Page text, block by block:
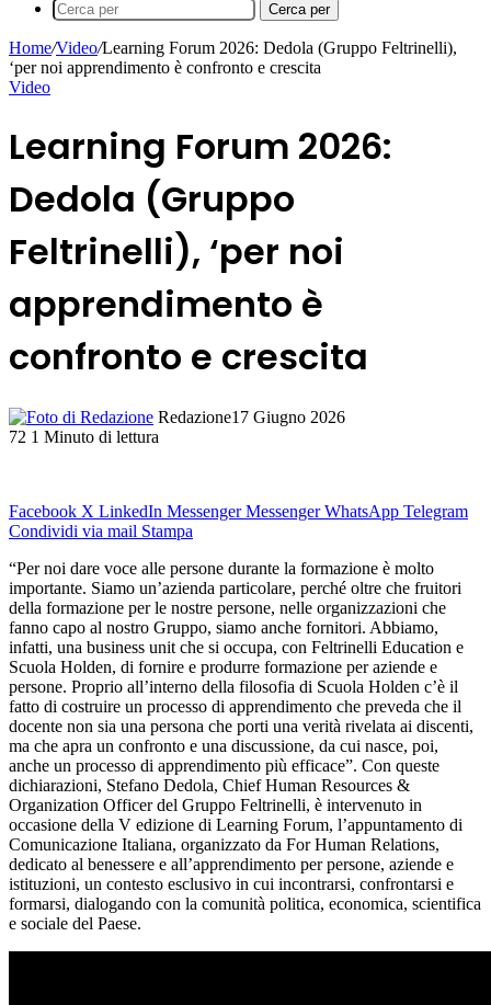
Cerca per
Home/Video/Learning Forum 2026: Dedola (Gruppo Feltrinelli),
‘per noi apprendimento è confronto e crescita
Video
Learning Forum 2026:
Dedola (Gruppo
Feltrinelli), ‘per noi
apprendimento è
confronto e crescita
Redazione17 Giugno 2026
72 1 Minuto di lettura
Facebook X LinkedIn Messenger Messenger WhatsApp Telegram
Condividi via mail Stampa
“Per noi dare voce alle persone durante la formazione è molto
importante. Siamo un’azienda particolare, perché oltre che fruitori
della formazione per le nostre persone, nelle organizzazioni che
fanno capo al nostro Gruppo, siamo anche fornitori. Abbiamo,
infatti, una business unit che si occupa, con Feltrinelli Education e
Scuola Holden, di fornire e produrre formazione per aziende e
persone. Proprio all’interno della filosofia di Scuola Holden c’è il
fatto di costruire un processo di apprendimento che preveda che il
docente non sia una persona che porti una verità rivelata ai discenti,
ma che apra un confronto e una discussione, da cui nasce, poi,
anche un processo di apprendimento più efficace”. Con queste
dichiarazioni, Stefano Dedola, Chief Human Resources &
Organization Officer del Gruppo Feltrinelli, è intervenuto in
occasione della V edizione di Learning Forum, l’appuntamento di
Comunicazione Italiana, organizzato da For Human Relations,
dedicato al benessere e all’apprendimento per persone, aziende e
istituzioni, un contesto esclusivo in cui incontrarsi, confrontarsi e
formarsi, dialogando con la comunità politica, economica, scientifica
e sociale del Paese.